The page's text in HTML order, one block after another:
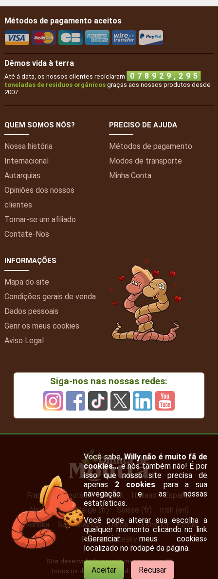
Métodos de pagamento aceitos
Dêmos vida à terra
Até à data, os nossos clientes reciclaram 0 7 8 9 2 9 , 2 9 5
toneladas de resíduos orgânicosgraças aos nossos produtos desde
2007.
QUEM SOMOS NÓS?
Nossa história
Internacional
Autarquias
Opiniões dos nossos
clientes
Tornar-se um afiliado
Contate-Nos
PRECISO DE AJUDA
Métodos de pagamento
Modos de transporte
Minha Conta
INFORMAÇÕES
Mapa do site
Condições gerais de venda
Dados pessoais
Gerir os meus cookies
Aviso Legal
Siga-nos nas nossas redes:
Français Deutsch English Italiano
Español
Nederlands
Belge (fr) Suisse (fr)
Irish (en)
Svenska
Suomalainen Dansk Ελληνική
Polski
Română
Česky
Site desenvolvido por nós mesmos com ❤️
Todos os direitos reservados 2007-2026.
Você sabe,Willy não é muito fã de
cookies…e nós também não! É por
isso que nosso site precisa de
apenas 2 cookies: para a sua
navegação e as nossas
estatísticas.
Você pode alterar sua escolha a
qualquer momento clicando no link
«Gerenciar meus cookies»
localizado no rodapé da página.
Aceitar Recusar